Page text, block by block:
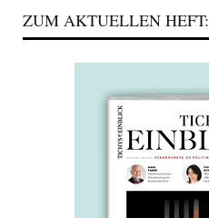
ZUM AKTUELLEN HEFT: